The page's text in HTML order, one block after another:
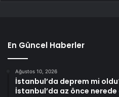
En Güncel Haberler
Ağustos 10, 2026
İstanbul’da deprem mi
İstanbul’da az önce